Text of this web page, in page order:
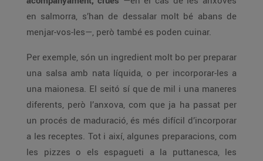
en salmorra, s’han de dessalar molt bé abans de
menjar-vos-les—, però també es poden cuinar.
Per exemple, són un ingredient molt bo per preparar
una salsa amb nata líquida, o per incorporar-les a
una maionesa. El seitó sí que de mil i una maneres
diferents, però l’anxova, com que ja ha passat per
un procés de maduració, és més difícil d’incorporar
a les receptes. Tot i així, algunes preparacions, com
les pizzes o els espagueti a la puttanesca, les